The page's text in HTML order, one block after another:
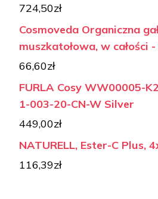
724,50zł
Cosmoveda Organiczna
muszkatołowa, w całości
66,60zł
FURLA Cosy WW00005-
1-003-20-CN-W Silver
449,00zł
NATURELL, Ester-C Plus,
116,39zł